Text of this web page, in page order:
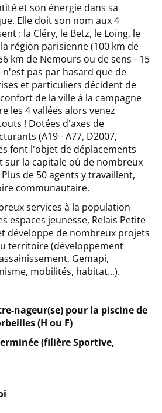
et son énergie dans sa
Elle doit son nom aux 4
: la Cléry, le Betz, le Loing, le
région parisienne (100 km de
km de Nemours ou de sens - 15
pas par hasard que de
et particuliers décident de
de la ville à la campagne
les 4 vallées alors venez
! Dotées d'axes de
(A19 - A77, D2007,
font l'objet de déplacements
sur la capitale où de nombreux
de 50 agents y travaillent,
communautaire.
services à la population
espaces jeunesse, Relais Petite
développe de nombreux projets
territoire (développement
Gemapi,
mobilités, habitat...).
nageur(se) pour la piscine de
(H ou F)
(filière Sportive,